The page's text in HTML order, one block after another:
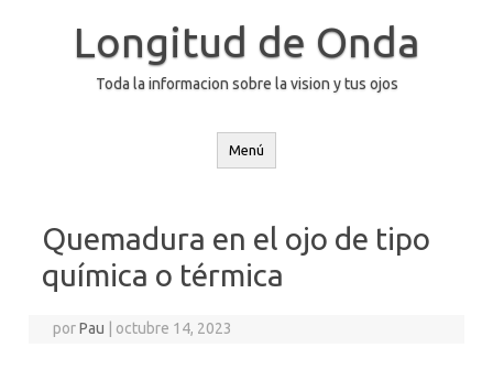
Longitud de Onda
Toda la informacion sobre la vision y tus ojos
Menú
Quemadura en el ojo de tipo
química o térmica
porPau octubre 14, 2023